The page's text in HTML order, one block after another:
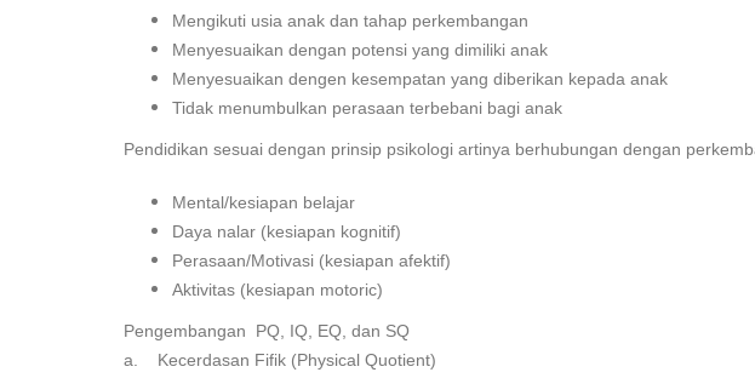
Mengikuti usia anak dan tahap perkembangan
Menyesuaikan dengan potensi yang dimiliki anak
Menyesuaikan dengen kesempatan yang diberikan kepada anak
Tidak menumbulkan perasaan terbebani bagi anak
Pendidikan sesuai dengan prinsip psikologi artinya berhubungan dengan
Mental/kesiapan belajar
Daya nalar (kesiapan kognitif)
Perasaan/Motivasi (kesiapan afektif)
Aktivitas (kesiapan motoric)
Pengembangan PQ, IQ, EQ, dan SQ
a. Kecerdasan Fifik (Physical Quotient)